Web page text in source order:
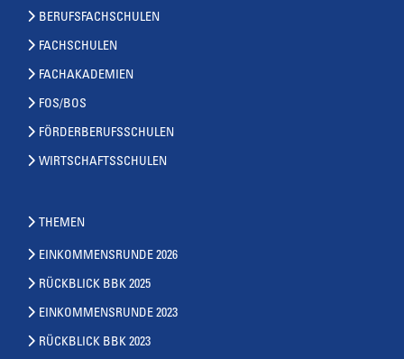
BERUFSFACHSCHULEN
FACHSCHULEN
FACHAKADEMIEN
FOS/BOS
FÖRDERBERUFSSCHULEN
WIRTSCHAFTSSCHULEN
THEMEN
EINKOMMENSRUNDE 2026
RÜCKBLICK BBK 2025
EINKOMMENSRUNDE 2023
RÜCKBLICK BBK 2023